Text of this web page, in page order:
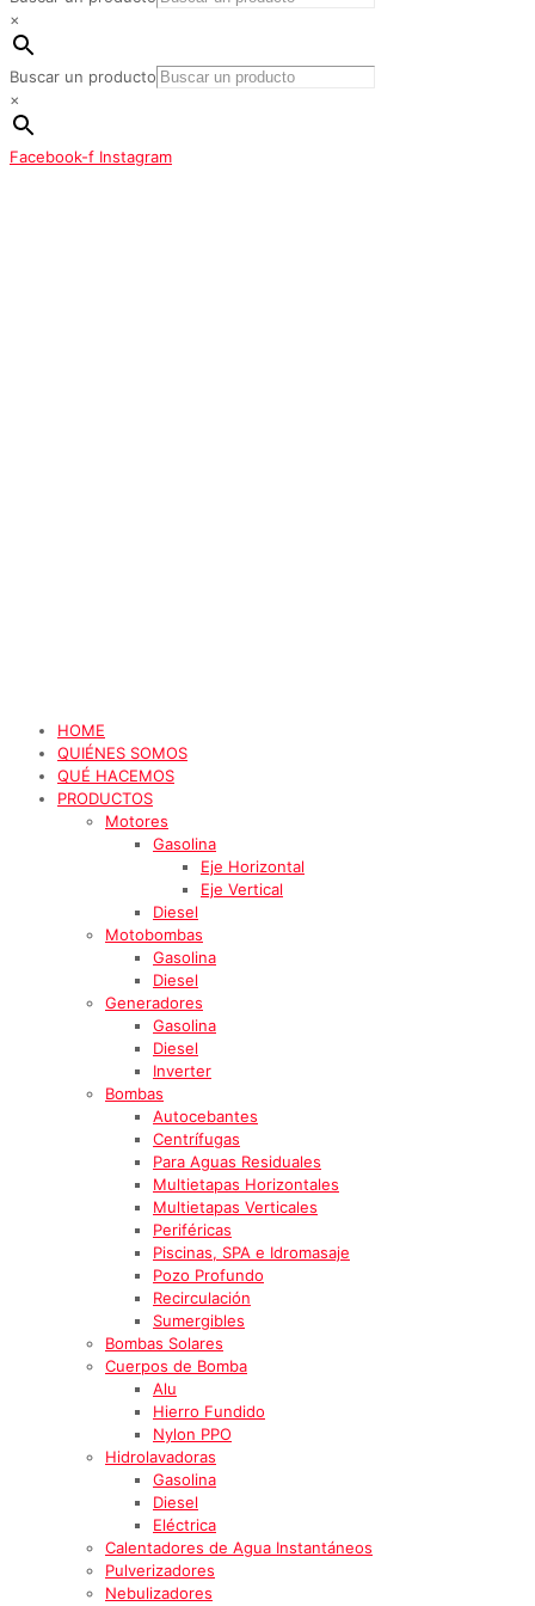
×
Buscar un producto
×
Facebook-f Instagram
HOME
QUIÉNES SOMOS
QUÉ HACEMOS
PRODUCTOS
Motores
Gasolina
Eje Horizontal
Eje Vertical
Diesel
Motobombas
Gasolina
Diesel
Generadores
Gasolina
Diesel
Inverter
Bombas
Autocebantes
Centrífugas
Para Aguas Residuales
Multietapas Horizontales
Multietapas Verticales
Periféricas
Piscinas, SPA e Idromasaje
Pozo Profundo
Recirculación
Sumergibles
Bombas Solares
Cuerpos de Bomba
Alu
Hierro Fundido
Nylon PPO
Hidrolavadoras
Gasolina
Diesel
Eléctrica
Calentadores de Agua Instantáneos
Pulverizadores
Nebulizadores